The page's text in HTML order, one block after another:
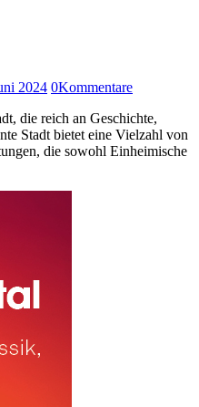
2024 0Kommentare
Stadt bietet eine Vielzahl von
die sowohl Einheimische